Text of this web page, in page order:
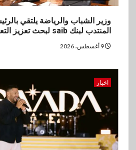
5 بنوك
البنك الزراعي
وزير الشباب والرياضة يلتقي
المنتدب لبنك saib لبحث تعزيز التعاون المشترك
اخبار